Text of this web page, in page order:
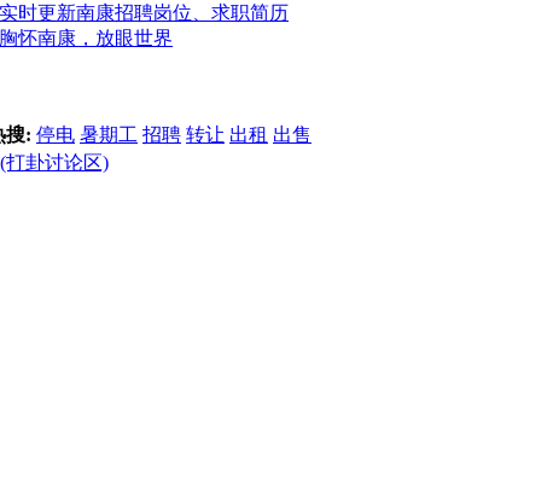
时更新南康招聘岗位、求职简历
怀南康，放眼世界
搜: 停电 暑期工 招聘 转让 出租 出售
打卦讨论区)